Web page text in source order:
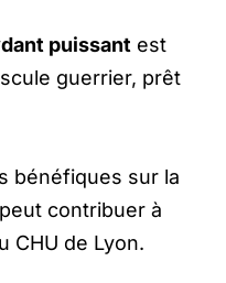
puissant est
guerrier, prêt
bénéfiques sur la
contribuer à
CHU de Lyon.